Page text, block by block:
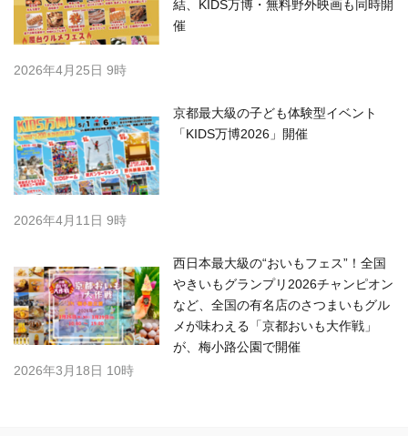
結、KIDS万博・無料野外映画も同時開
催
2026年4月25日 9時
京都最大級の子ども体験型イベント
「KIDS万博2026」開催
2026年4月11日 9時
西日本最大級の“おいもフェス”！全国
やきいもグランプリ2026チャンピオン
など、全国の有名店のさつまいもグル
メが味わえる「京都おいも大作戦」
が、梅小路公園で開催
2026年3月18日 10時